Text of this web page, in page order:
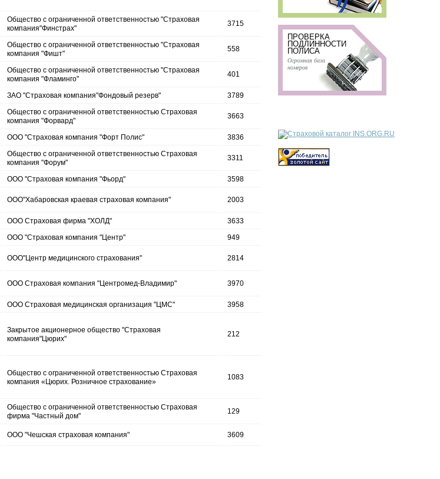
Общество с ограниченной ответственностью "Страховая
компания"Финстрах"
3715
Общество с ограниченной ответственностью "Страховая
компания "Фишт"
558
Общество с ограниченной ответственностью "Страховая
компания "Фламинго"
401
ЗАО "Страховая компания"Фондовый резерв" 3789
Общество с ограниченной ответственностью Страховая
компания "Форвард"
3663
ООО "Страховая компания "Форт Полис" 3836
Общество с ограниченной ответственностью Страховая
компания "Форум"
3311
ООО "Страховая компания "Фьорд" 3598
ООО"Хабаровская краевая страховая компания" 2003
ООО Страховая фирма "ХОЛД"
3633
ООО "Страховая компания "Центр" 949
ООО"Центр медицинского страхования" 2814
ООО Страховая компания "Центромед-Владимир" 3970
ООО Страховая медицинская организация "ЦМС" 3958
Закрытое акционерное общество "Страховая
компания"Цюрих"
212
Общество с ограниченной ответственностью Страховая
компания «Цюрих. Розничное страхование»
1083
Общество с ограниченной ответственностью Страховая
фирма "Частный дом"
129
ООО "Чешская страховая компания" 3609
ПРОВЕРКА
ПОДЛИННОСТИ
ПОЛИСА
Огромная база
номеров